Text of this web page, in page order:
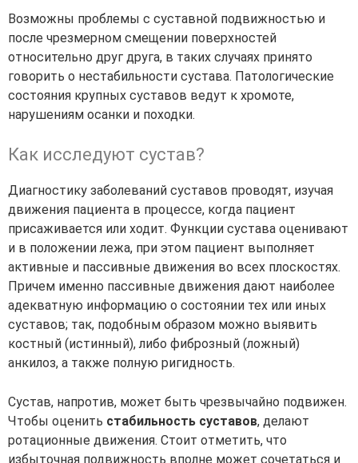
Возможны проблемы с суставной подвижностью и
после чрезмерном смещении поверхностей
относительно друг друга, в таких случаях принято
говорить о нестабильности сустава. Патологические
состояния крупных суставов ведут к хромоте,
нарушениям осанки и походки.
Как исследуют сустав?
Диагностику заболеваний суставов проводят, изучая
движения пациента в процессе, когда пациент
присаживается или ходит. Функции сустава оценивают
и в положении лежа, при этом пациент выполняет
активные и пассивные движения во всех плоскостях.
Причем именно пассивные движения дают наиболее
адекватную информацию о состоянии тех или иных
суставов; так, подобным образом можно выявить
костный (истинный), либо фиброзный (ложный)
анкилоз, а также полную ригидность.
Сустав, напротив, может быть чрезвычайно подвижен.
Чтобы оценить стабильность суставов, делают
ротационные движения. Стоит отметить, что
избыточная подвижность вполне может сочетаться и